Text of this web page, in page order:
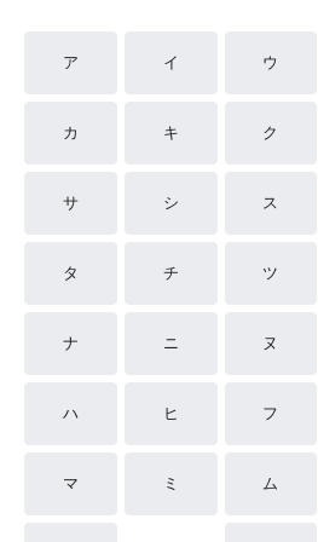
ア イ ウ
カ キ ク
サ シ ス
タ チ ツ
ナ ニ ヌ
ハ ヒ フ
マ ミ ム